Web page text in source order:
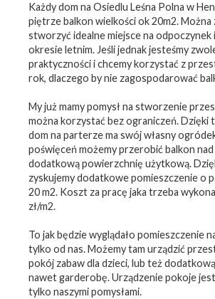
Każdy dom na Osiedlu Leśna Polna w
piętrze balkon wielkości ok 20m2. Można
stworzyć idealne miejsce na odpoczynek
okresie letnim. Jeśli jednak jesteśmy
praktyczności i chcemy korzystać z
rok, dlaczego by nie zagospodarować
My już mamy pomysł na stworzenie
można korzystać bez ograniczeń. Dzięki
dom na parterze ma swój własny
poświęceń możemy przerobić balkon nad
dodatkową powierzchnię użytkową.
zyskujemy dodatkowe pomieszczenie o
20 m2. Koszt za pracę jaka trzeba
zł/m2.
To jak będzie wyglądało pomieszczenie
tylko od nas. Możemy tam urządzić
pokój zabaw dla dzieci, lub też
nawet garderobę. Urządzenie pokoje
tylko naszymi pomysłami.